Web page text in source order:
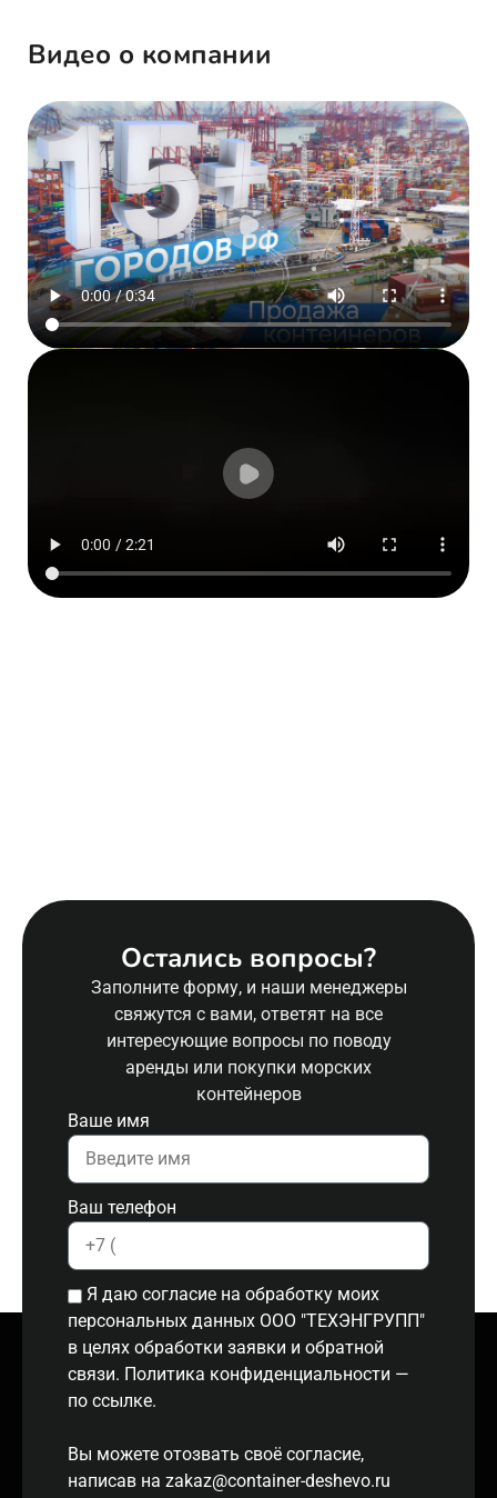
Видео о компании
Остались вопросы?
Заполните форму, и наши менеджеры
свяжутся с вами, ответят на все
интересующие вопросы по поводу
аренды или покупки морских
контейнеров
Ваше имя
Ваш телефон
Я даю согласие на обработку моих
персональных данных ООО "ТЕХЭНГРУПП"
в целях обработки заявки и обратной
связи. Политика конфиденциальности —
по ссылке.
Вы можете отозвать своё согласие,
написав на zakaz@container-deshevo.ru